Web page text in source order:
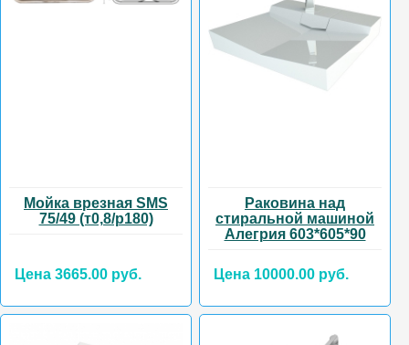
Мойка врезная SMS
75/49 (т0,8/р180)
Цена 3665.00 руб.
Раковина над
стиральной машиной
Алегрия 603*605*90
Цена 10000.00 руб.